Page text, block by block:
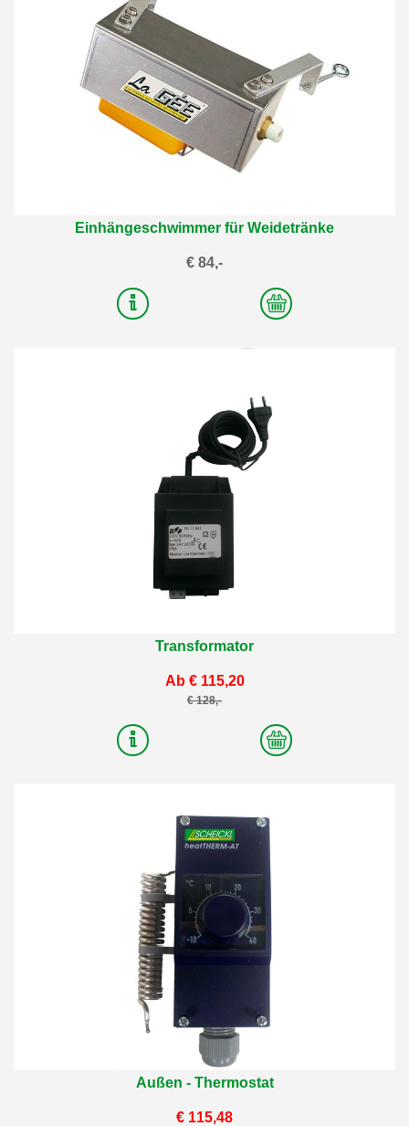
Einhängeschwimmer für Weidetränke
€ 84,-
2
Varianten
Transformator
Ab € 115,20
€ 128,-
4
Varianten
Außen - Thermostat
€ 115,48